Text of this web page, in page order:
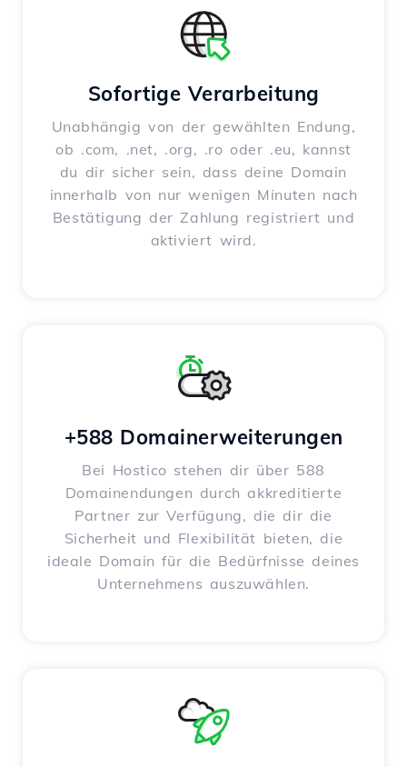
Sofortige Verarbeitung
Unabhängig von der gewählten Endung,
ob .com, .net, .org, .ro oder .eu, kannst
du dir sicher sein, dass deine Domain
innerhalb von nur wenigen Minuten nach
Bestätigung der Zahlung registriert und
aktiviert wird.
+588 Domainerweiterungen
Bei Hostico stehen dir über 588
Domainendungen durch akkreditierte
Partner zur Verfügung, die dir die
Sicherheit und Flexibilität bieten, die
ideale Domain für die Bedürfnisse deines
Unternehmens auszuwählen.